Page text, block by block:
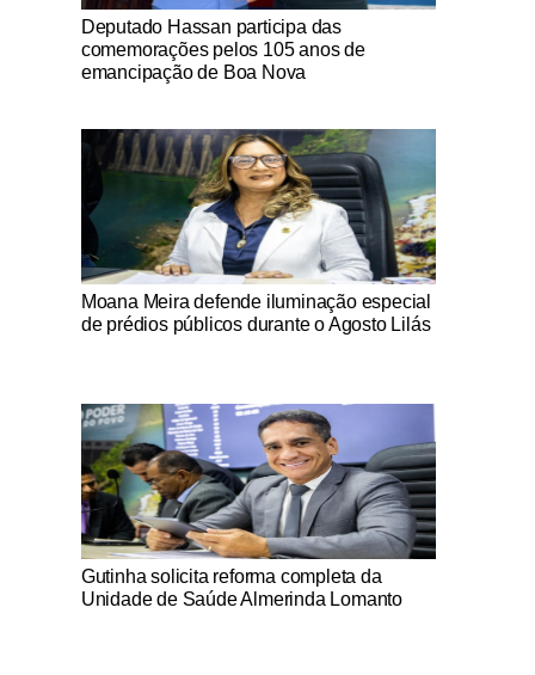
Notícias Católicas
Deputado Hassan participa das
comemorações pelos 105 anos de
emancipação de Boa Nova
Notícias Católicas
Moana Meira defende iluminação especial
de prédios públicos durante o Agosto Lilás
Notícias Católicas
Gutinha solicita reforma completa da
Unidade de Saúde Almerinda Lomanto